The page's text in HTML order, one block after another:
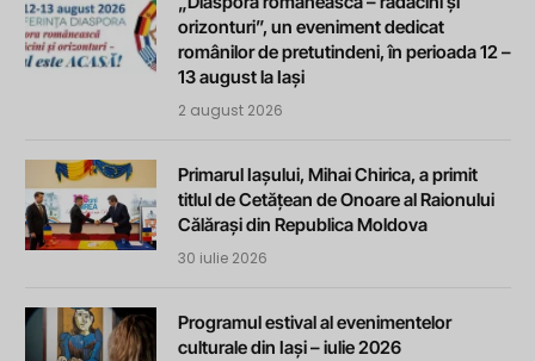
orizonturi”, un eveniment dedicat
românilor de pretutindeni, în perioada 12 –
13 august la Iași
2 august 2026
Primarul Iașului, Mihai Chirica, a primit
titlul de Cetățean de Onoare al Raionului
Călărași din Republica Moldova
30 iulie 2026
Programul estival al evenimentelor
culturale din Iași – iulie 2026